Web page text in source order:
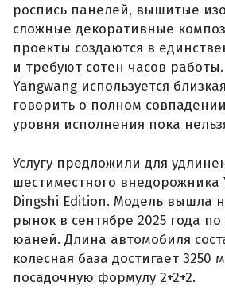
роспись панелей, вышитые
сложные декоративные
проекты создаются в
и требуют сотен часов
Yangwang используется
говорить о полном
уровня исполнения пока
Услугу предложили для
шестиместного внедорожника
Dingshi Edition. Модель вышла
рынок в сентябре 2025 года
юаней. Длина автомобиля
колесная база достигает 3250
посадочную формулу 2+2+2.